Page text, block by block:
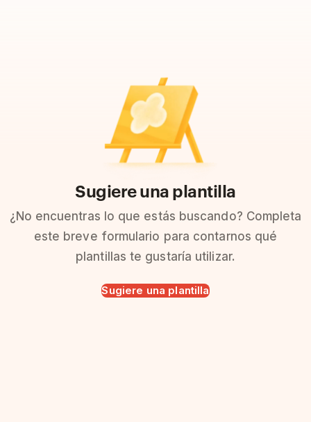
Sugiere una plantilla
¿No encuentras lo que estás buscando? Completa
este breve formulario para contarnos qué
plantillas te gustaría utilizar.
Sugiere una plantilla